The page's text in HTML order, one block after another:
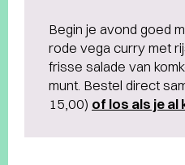
Begin je avond goed
rode vega curry met
frisse salade van
munt. Bestel direct
15,00) of los als je al